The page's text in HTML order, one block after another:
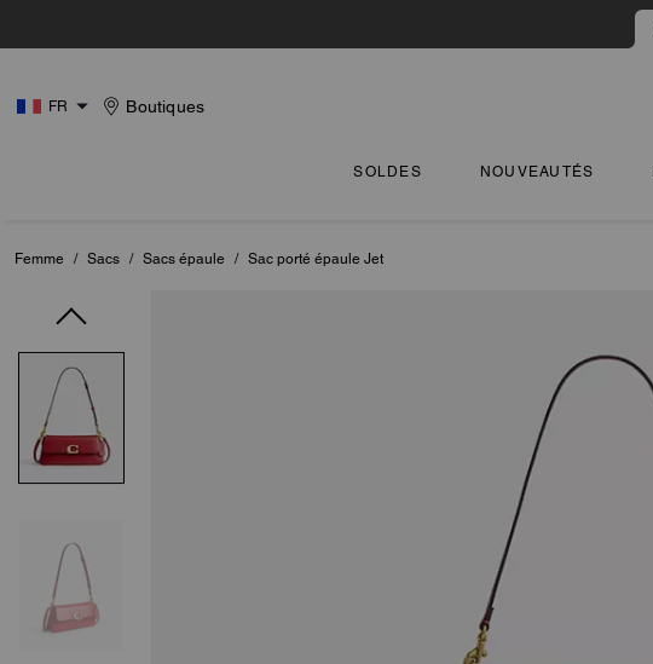
FR Boutiques
SOLDES NOUVEAUTÉS
Femme / Sacs / Sacs épaule / Sac porté épaule Jet